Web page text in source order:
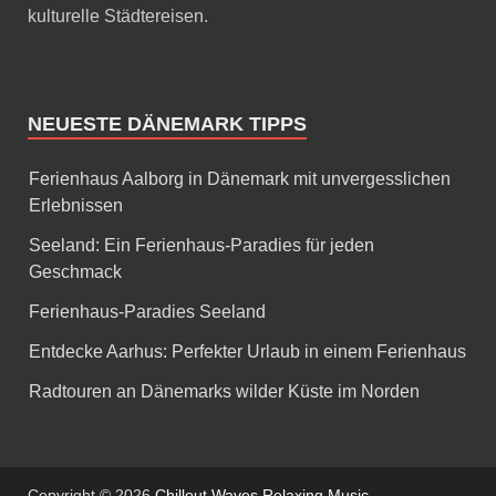
kulturelle Städtereisen.
NEUESTE DÄNEMARK TIPPS
Ferienhaus Aalborg in Dänemark mit unvergesslichen
Erlebnissen
Seeland: Ein Ferienhaus-Paradies für jeden
Geschmack
Ferienhaus-Paradies Seeland
Entdecke Aarhus: Perfekter Urlaub in einem Ferienhaus
Radtouren an Dänemarks wilder Küste im Norden